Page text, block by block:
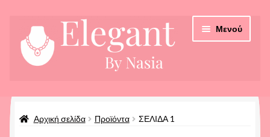
Απευθείας
μετάβαση
στην
πλοήγηση
Μετάβαση
σε
περιεχόμενο
Μενού
Checkout
Αρχική σελίδα Προϊόντα ΣΕΛΊΔΑ 1